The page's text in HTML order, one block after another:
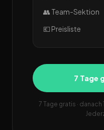
👥 Team-Sektion
💶 Preisliste
7 Tage
7 Tage gratis ·